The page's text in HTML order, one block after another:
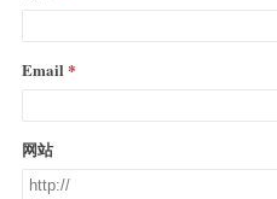
Email
网站